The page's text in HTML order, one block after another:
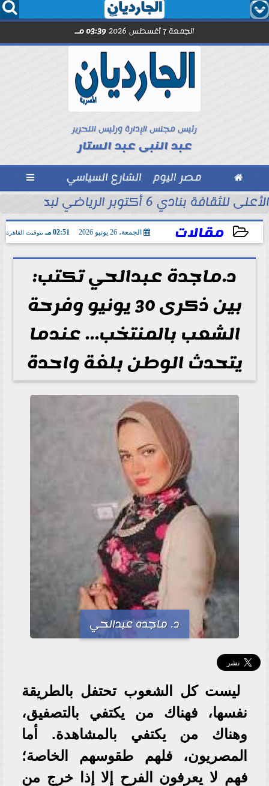
  
الجمعة 7 أغسطس 2026 03:39 مـ
رئيس مجلس الإدارة ورئيس التحرير
عبد النبى عبد الستار
 مصر اليوم الشارع السياسي 
التاريخ في...
الأعلى للثقافة بنادي 6 أكتوبر الرياضي لبحث ظاهرة العنف المجتمعي
مقالات الجمعة، 26 يونيو 2026 02:51 مـ بتوقيت القاهرة
2026-06-26 14:51:59
د.ماجدة عبدالحي تكتب:
بين ذكرى 30 يونيو وفرحة
الشعب بالمنتخب… عندما
يتحدث الوطن بلغة واحدة
د. ماجده عبدالحي
ليست كل الشعوب تحتفل بالطريقة
نفسها، فهناك من يكتفي بالتصفيق،
وهناك من يكتفي بالمشاهدة. أما
المصريون، فلهم طقوسهم الخاصة؛
فهم لا يعرفون الفرح إلا إذا خرج من